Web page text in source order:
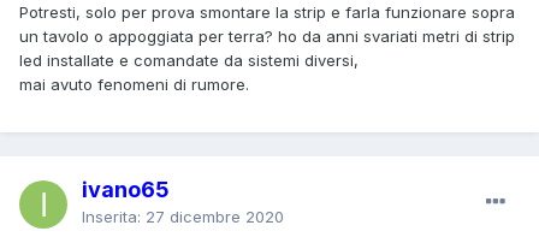
Potresti, solo per prova smontare la strip e farla funzionare sopra
un tavolo o appoggiata per terra? ho da anni svariati metri di strip
led installate e comandate da sistemi diversi,
mai avuto fenomeni di rumore.
ivano65
Inserita: 27 dicembre 2020